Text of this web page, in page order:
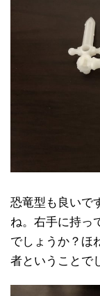
恐竜型も良いで
ね。右手に持
でしょうか？ほ
者ということで